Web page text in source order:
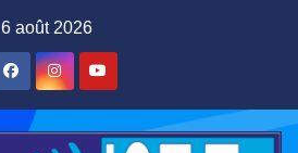
6 août 2026